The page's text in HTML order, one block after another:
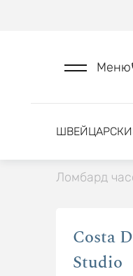
Меню
Ломбард
Costa
Studio